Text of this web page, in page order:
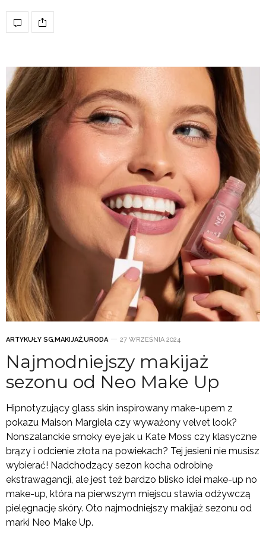
ARTYKUŁY SG,MAKIJAŻ,URODA 27 WRZEŚNIA 2024
Najmodniejszy makijaż
sezonu od Neo Make Up
Hipnotyzujący glass skin inspirowany make-upem z
pokazu Maison Margiela czy wyważony velvet look?
Nonszalanckie smoky eye jak u Kate Moss czy klasyczne
brązy i odcienie złota na powiekach? Tej jesieni nie musisz
wybierać! Nadchodzący sezon kocha odrobinę
ekstrawagancji, ale jest też bardzo blisko idei make-up no
make-up, która na pierwszym miejscu stawia odżywczą
pielęgnację skóry. Oto najmodniejszy makijaż sezonu od
marki Neo Make Up.